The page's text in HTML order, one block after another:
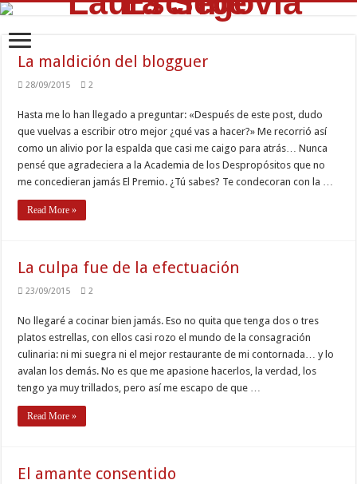
La maldición del blogguer
28/09/2015 2
Hasta me lo han llegado a preguntar: «Después de este post, dudo
que vuelvas a escribir otro mejor ¿qué vas a hacer?» Me recorrió así
como un alivio por la espalda que casi me caigo para atrás… Nunca
pensé que agradeciera a la Academia de los Despropósitos que no
me concedieran jamás El Premio. ¿Tú sabes? Te condecoran con la …
Read More »
La culpa fue de la efectuación
23/09/2015 2
No llegaré a cocinar bien jamás. Eso no quita que tenga dos o tres
platos estrellas, con ellos casi rozo el mundo de la consagración
culinaria: ni mi suegra ni el mejor restaurante de mi contornada… y lo
avalan los demás. No es que me apasione hacerlos, la verdad, los
tengo ya muy trillados, pero así me escapo de que …
Read More »
El amante consentido